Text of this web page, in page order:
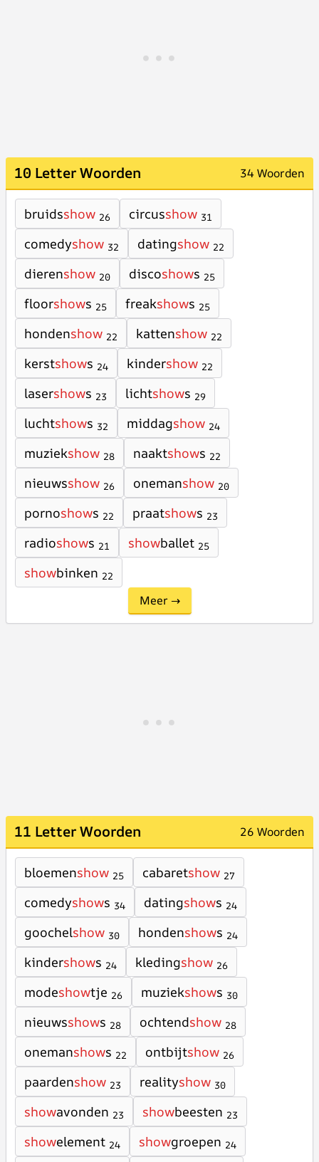
10 Letter Woorden 34 Woorden
bruidsshow 26 circusshow 31
comedyshow 32 datingshow 22
dierenshow 20 discoshows 25
floorshows 25 freakshows 25
hondenshow 22 kattenshow 22
kerstshows 24 kindershow 22
lasershows 23 lichtshows 29
luchtshows 32 middagshow 24
muziekshow 28 naaktshows 22
nieuwsshow 26 onemanshow 20
pornoshows 22 praatshows 23
radioshows 21 showballet 25
showbinken 22
Meer →
11 Letter Woorden 26 Woorden
bloemenshow 25 cabaretshow 27
comedyshows 34 datingshows 24
goochelshow 30 hondenshows 24
kindershows 24 kledingshow 26
modeshowtje 26 muziekshows 30
nieuwsshows 28 ochtendshow 28
onemanshows 22 ontbijtshow 26
paardenshow 23 realityshow 30
showavonden 23 showbeesten 23
showelement 24 showgroepen 24